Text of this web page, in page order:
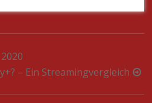
– Ein Streamingvergleich